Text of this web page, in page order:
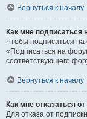
Вернуться к началу
Как мне
Чтобы подписаться
«Подписаться на
соответствующего
Вернуться к началу
Как мне отказаться
Для отказа от